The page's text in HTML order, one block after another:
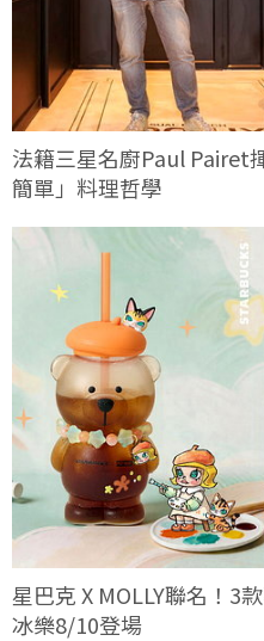
法籍三星名廚Paul Pairet
簡單」料理哲學
星巴克 X MOLLY聯名！3
冰樂8/10登場